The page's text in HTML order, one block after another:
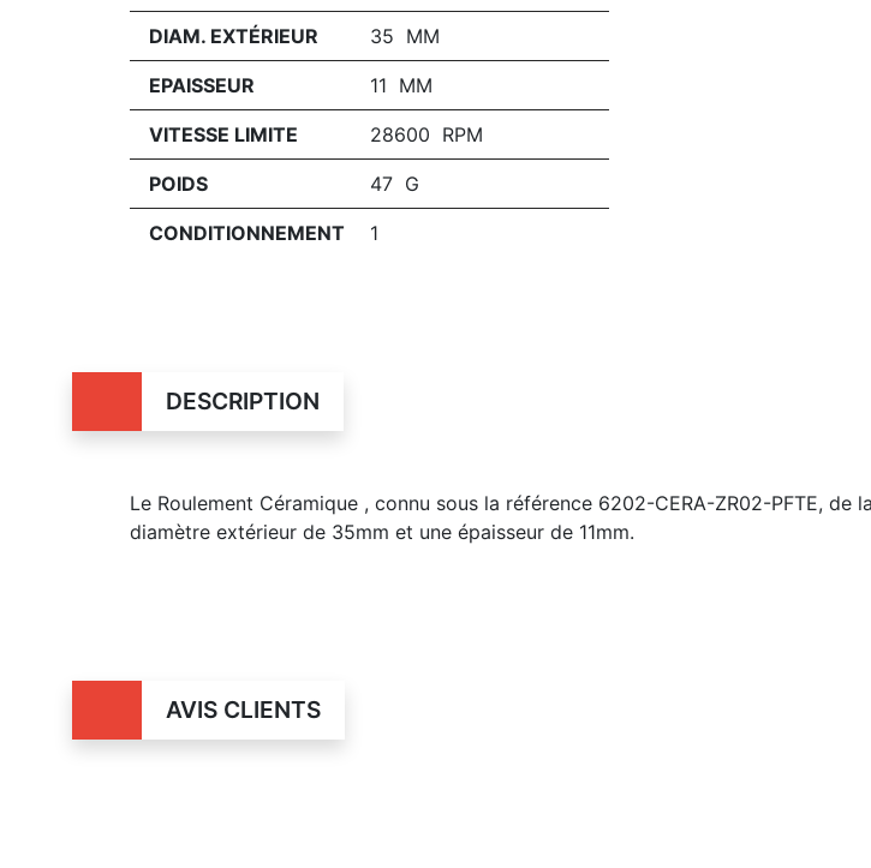
DIAM. EXTÉRIEUR 35 MM
EPAISSEUR 11 MM
VITESSE LIMITE 28600 RPM
POIDS 47 G
CONDITIONNEMENT 1
DESCRIPTION
Le Roulement Céramique , connu sous la référence 6202-CERA-ZR02-PFTE,
diamètre extérieur de 35mm et une épaisseur de 11mm.
AVIS CLIENTS